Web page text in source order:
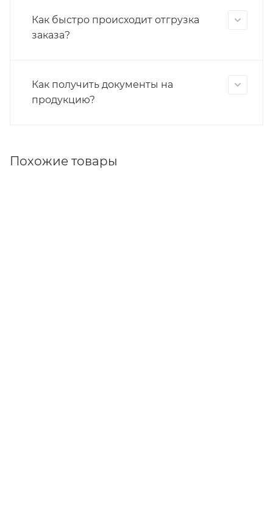
Как быстро происходит отгрузка
заказа?
Как получить документы на
продукцию?
Похожие товары